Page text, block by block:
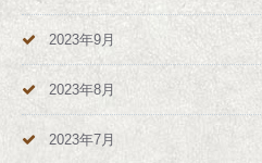
2023年9月
2023年8月
2023年7月